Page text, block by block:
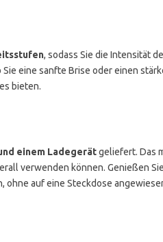
, sodass Sie die Intensität
eine sanfte Brise oder einen
bieten.
einem Ladegerätgeliefert. Das
verwenden können. Genießen
ohne auf eine Steckdose